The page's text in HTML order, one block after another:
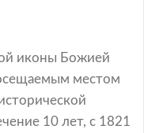
иконы Божией
местом
10 лет, с 1821